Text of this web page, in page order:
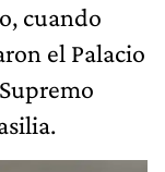
cuando
el Palacio